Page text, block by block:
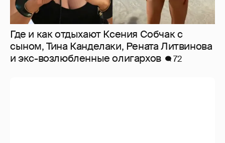
Где и как отдыхают Ксения Собчак с
сыном, Тина Канделаки, Рената Литвинова
и экс-возлюбленные олигархов
72